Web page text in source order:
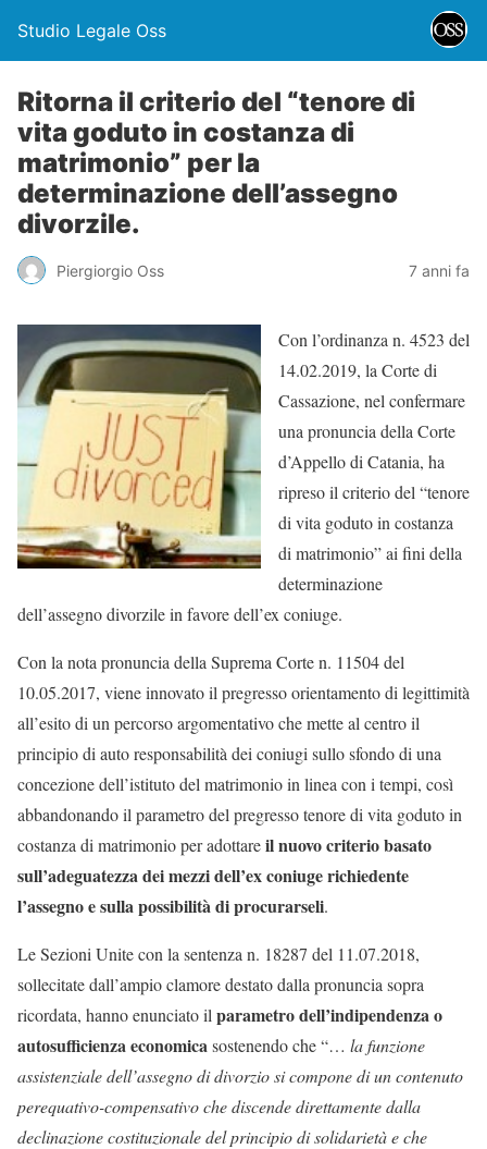
Studio Legale Oss
Ritorna il criterio del “tenore di
vita goduto in costanza di
matrimonio” per la
determinazione dell’assegno
divorzile.
Piergiorgio Oss 7 anni fa
Con l’ordinanza n. 4523 del
14.02.2019, la Corte di
Cassazione, nel confermare
una pronuncia della Corte
d’Appello di Catania, ha
ripreso il criterio del “tenore
di vita goduto in costanza
di matrimonio” ai fini della
determinazione
dell’assegno divorzile in favore dell’ex coniuge.
Con la nota pronuncia della Suprema Corte n. 11504 del
10.05.2017, viene innovato il pregresso orientamento di legittimità
all’esito di un percorso argomentativo che mette al centro il
principio di auto responsabilità dei coniugi sullo sfondo di una
concezione dell’istituto del matrimonio in linea con i tempi, così
abbandonando il parametro del pregresso tenore di vita goduto in
costanza di matrimonio per adottareil nuovo criterio basato
sull’adeguatezza dei mezzi dell’ex coniuge richiedente
l’assegno e sulla possibilità di procurarseli.
Le Sezioni Unite con la sentenza n. 18287 del 11.07.2018,
sollecitate dall’ampio clamore destato dalla pronuncia sopra
ricordata, hanno enunciato il parametro dell’indipendenza o
autosufficienza economicasostenendo che “… la funzione
assistenziale dell’assegno di divorzio si compone di un contenuto
perequativo-compensativo che discende direttamente dalla
declinazione costituzionale del principio di solidarietà e che